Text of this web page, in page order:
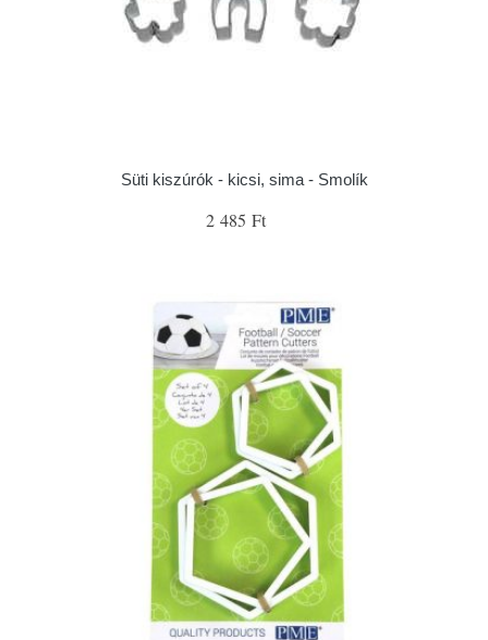
Süti kiszúrók - kicsi, sima - Smolík
2 485 Ft